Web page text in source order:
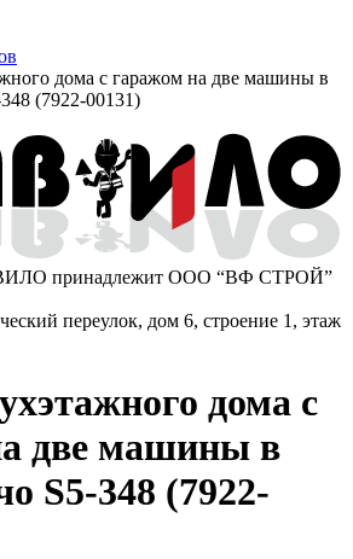
дома с гаражом на две машины в
(7922-00131)
принадлежит ООО “ВФ СТРОЙ”
переулок, дом 6, строение 1, этаж
дома с
две машины в
S5-348 (7922-